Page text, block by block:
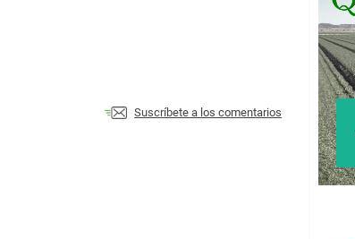
Suscríbete a los comentarios